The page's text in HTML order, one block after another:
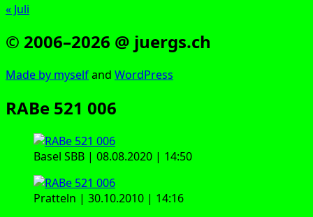
« Juli
© 2006–2026 @ juergs.ch
Made by mys­elfand Word­Press
RABe 521 006
Basel SBB | 08.08.2020 | 14:50
Prat­teln | 30.10.2010 | 14:16